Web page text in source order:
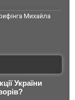
Михайла
України